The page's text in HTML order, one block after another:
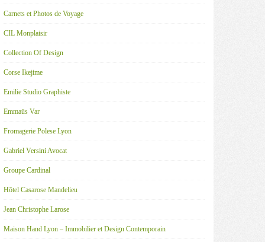
Carnets et Photos de Voyage
CIL Monplaisir
Collection Of Design
Corse Ikejime
Emilie Studio Graphiste
Emmaüs Var
Fromagerie Polese Lyon
Gabriel Versini Avocat
Groupe Cardinal
Hôtel Casarose Mandelieu
Jean Christophe Larose
Maison Hand Lyon – Immobilier et Design Contemporain